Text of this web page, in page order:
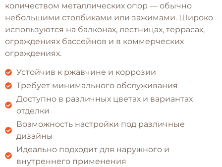
количеством металлических опор — обычно
небольшими столбиками или зажимами. Широко
используются на балконах, лестницах, террасах,
ограждениях бассейнов и в коммерческих
ограждениях.
Устойчив к ржавчине и коррозии
Требует минимального обслуживания
Доступно в различных цветах и вариантах
отделки
Возможность настройки под различные
дизайны
Идеально подходит для наружного и
внутреннего применения